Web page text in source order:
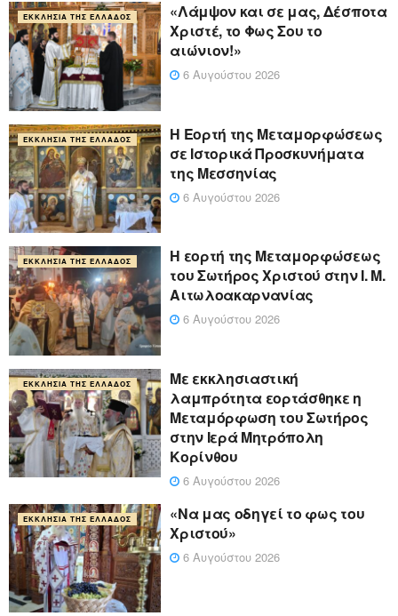
ΕΚΚΛΗΣΊΑ ΤΗΣ ΕΛΛΆΔΟΣ
«Λάμψον και σε μας, Δέσποτα
Χριστέ, το Φως Σου το
αιώνιον!»
6 Αυγούστου 2026
ΕΚΚΛΗΣΊΑ ΤΗΣ ΕΛΛΆΔΟΣ
Η Εορτή της Μεταμορφώσεως
σε Ιστορικά Προσκυνήματα
της Μεσσηνίας
6 Αυγούστου 2026
ΕΚΚΛΗΣΊΑ ΤΗΣ ΕΛΛΆΔΟΣ
Η εορτή της Μεταμορφώσεως
του Σωτήρος Χριστού στην Ι. Μ.
Αιτωλοακαρνανίας
6 Αυγούστου 2026
ΕΚΚΛΗΣΊΑ ΤΗΣ ΕΛΛΆΔΟΣ
Με εκκλησιαστική
λαμπρότητα εορτάσθηκε η
Μεταμόρφωση του Σωτήρος
στην Ιερά Μητρόπολη
Κορίνθου
6 Αυγούστου 2026
ΕΚΚΛΗΣΊΑ ΤΗΣ ΕΛΛΆΔΟΣ
«Να μας οδηγεί το φως του
Χριστού»
6 Αυγούστου 2026